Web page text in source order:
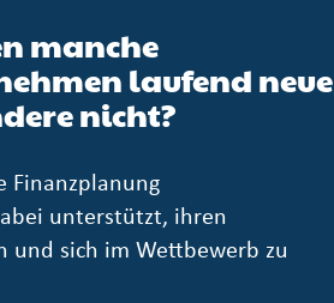
manche
laufend neue
nicht?
Finanzplanung
unterstützt, ihren
und sich im Wettbewerb zu